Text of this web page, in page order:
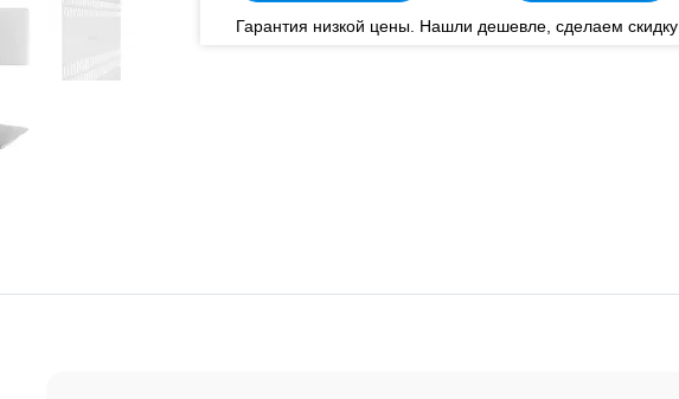
Гарантия низкой цены. Нашли дешевле, сделаем